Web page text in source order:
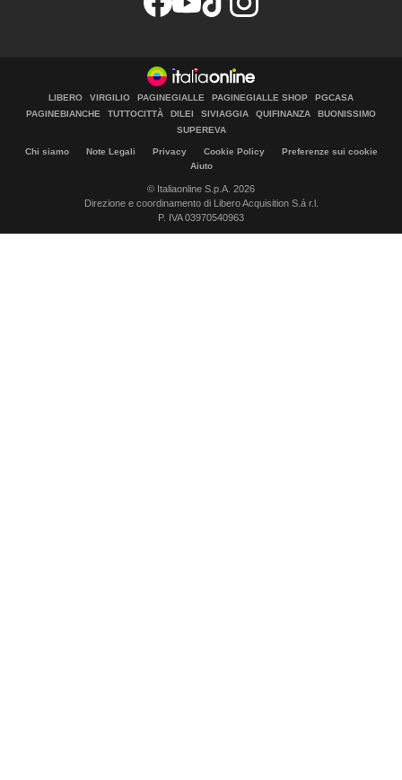
LIBERO VIRGILIO PAGINEGIALLE PAGINEGIALLE SHOP
PGCASA
PAGINEBIANCHE
TUTTOCITTÀ DILEI SIVIAGGIA QUIFINANZA
BUONISSIMO
SUPEREVA
Chi siamo Note Legali Privacy Cookie Policy
Preferenze sui cookie
Aiuto
© Italiaonline S.p.A. 2026
Direzione e coordinamento di Libero Acquisition S.á r.l.
P. IVA 03970540963